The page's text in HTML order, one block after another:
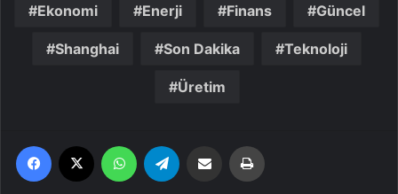
Ekonomi Enerji Finans Güncel
Shanghai Son Dakika Teknoloji
Üretim
Facebook WhatsApp Email'den paylaş